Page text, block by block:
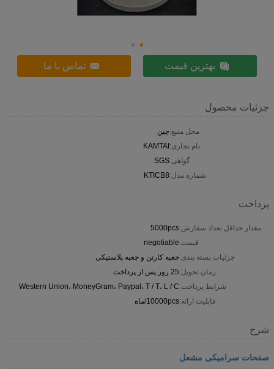
بهترین قیمت تماس با ما
جزئیات محصول
محل منبع:چین
نام تجاری:KAMTAI
گواهی:SGS
شماره مدل:KTICB8
پرداخت
مقدار حداقل تعداد سفارش:5000pcs
قیمت:negotiable
جزئیات بسته بندی:جعبه کارتن و جعبه پلاستیکی
زمان تحویل:25 روز پس از پرداخت
شرایط پرداخت:Western Union، MoneyGram، Paypal، T / T، L / C
قابلیت ارائه:10000pcs/ماه
شرح
صفحات سرامیکی مشعل